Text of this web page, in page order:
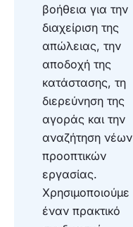
βοήθεια για την
διαχείριση της
απώλειας, την
αποδοχή της
κατάστασης, τη
διερεύνηση της
αγοράς και την
αναζήτηση νέων
προοπτικών
εργασίας.
Χρησιμοποιούμε
έναν πρακτικό